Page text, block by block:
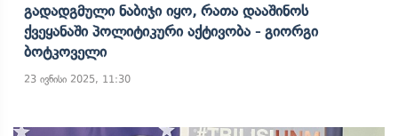
Გადადგმული Ნაბიჯი Იყო, Რათა Დააშინოს
Ქვეყანაში Პოლიტიკური Აქტივობა - Გიორგი
Ბოტკოველი
23 ივნისი 2025, 11:30